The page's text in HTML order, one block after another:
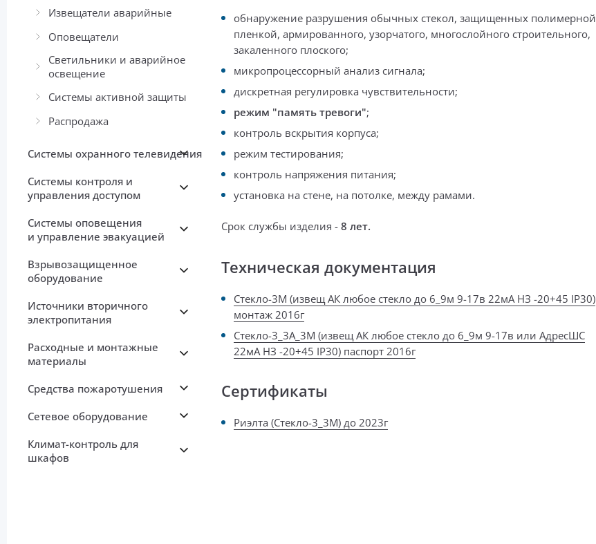
обнаружение разрушения обычных стекол, защищенных полимерной
пленкой, армированного, узорчатого, многослойного строительного,
закаленного плоского;
микропроцессорный анализ сигнала;
дискретная регулировка чувствительности;
режим "память тревоги";
контроль вскрытия корпуса;
режим тестирования;
контроль напряжения питания;
установка на стене, на потолке, между рамами.
Срок службы изделия - 8 лет.
Техническая документация
Стекло-3М (извещ АК любое стекло до 6_9м 9-17в 22мА НЗ -20+45 IP30)
монтаж 2016г
Стекло-3_3А_3М (извещ АК любое стекло до 6_9м 9-17в или АдресШС
22мА НЗ -20+45 IP30) паспорт 2016г
Сертификаты
Риэлта (Стекло-3_3М) до 2023г
Извещатели аварийные
Оповещатели
Светильники и аварийное
освещение
Системы активной защиты
Распродажа
Системы охранного телевидения
Системы контроля и
управления доступом
Системы оповещения
и управление эвакуацией
Взрывозащищенное
оборудование
Источники вторичного
электропитания
Расходные и монтажные
материалы
Средства пожаротушения
Сетевое оборудование
Климат-контроль для
шкафов